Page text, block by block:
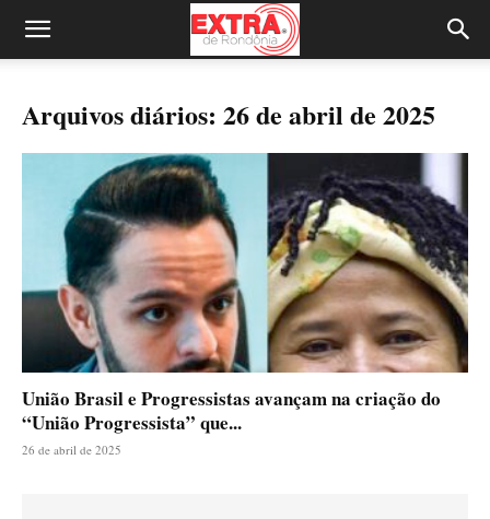
Arquivos diários: 26 de abril de 2025
União Brasil e Progressistas avançam na criação do
“União Progressista” que...
26 de abril de 2025